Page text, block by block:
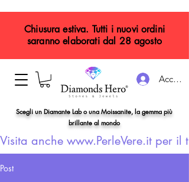
Accedi
Scegli un Diamante Lab o una Moissanite, la gemma più
brillante al mondo
Visita anche www.PerleVere.it per il
Chiusura estiva. Tutti i nuovi ordini
saranno elaborati dal 28 agosto
Post